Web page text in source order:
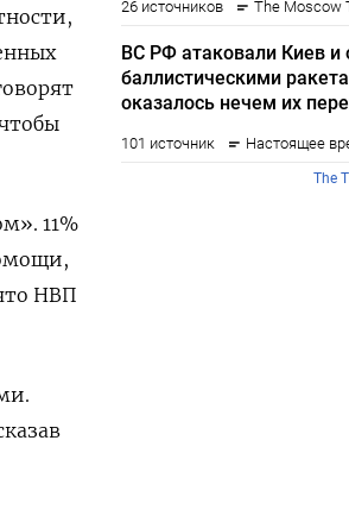
11%
НВП